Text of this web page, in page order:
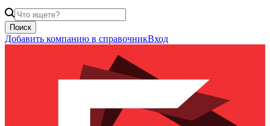
Поиск
Добавить компанию в справочникВход